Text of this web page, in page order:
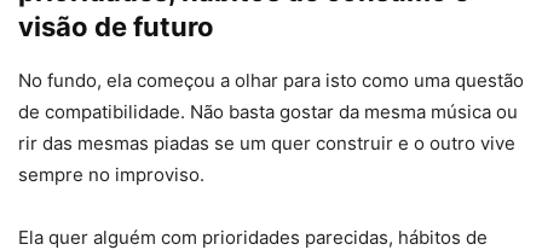
visão de futuro
No fundo, ela começou a olhar para isto como uma questão
de compatibilidade. Não basta gostar da mesma música ou
rir das mesmas piadas se um quer construir e o outro vive
sempre no improviso.
Ela quer alguém com prioridades parecidas, hábitos de